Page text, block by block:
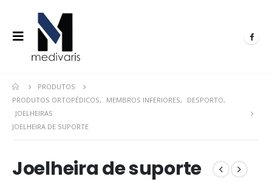
PRODUTOS
PRODUTOS ORTOPÉDICOS, MEMBROS INFERIORES, DESPORTO,
JOELHEIRAS
JOELHEIRA DE SUPORTE
Joelheira de suporte